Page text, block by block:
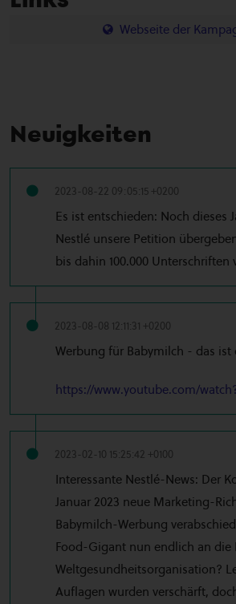
Webseite der
Neuigkeiten
2023-08-22 09:05:15 +0200
Es ist entschieden: Noch dieses
Nestlé unsere Petition
bis dahin 100.000 Unterschriften
2023-08-08 12:11:31 +0200
Werbung für Babymilch - das ist
https://www.youtube.com/
2023-02-10 15:25:42 +0100
Interessante Nestlé-News: Der
Januar 2023 neue Marketing-
Babymilch-Werbung
Food-Gigant nun endlich an die
Weltgesundheitsorganisation?
Auflagen wurden verschärft,